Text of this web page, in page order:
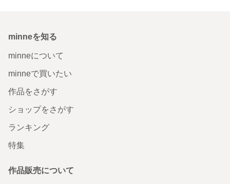
minneを知る
minneについて
minneで買いたい
作品をさがす
ショップをさがす
ランキング
特集
作品販売について